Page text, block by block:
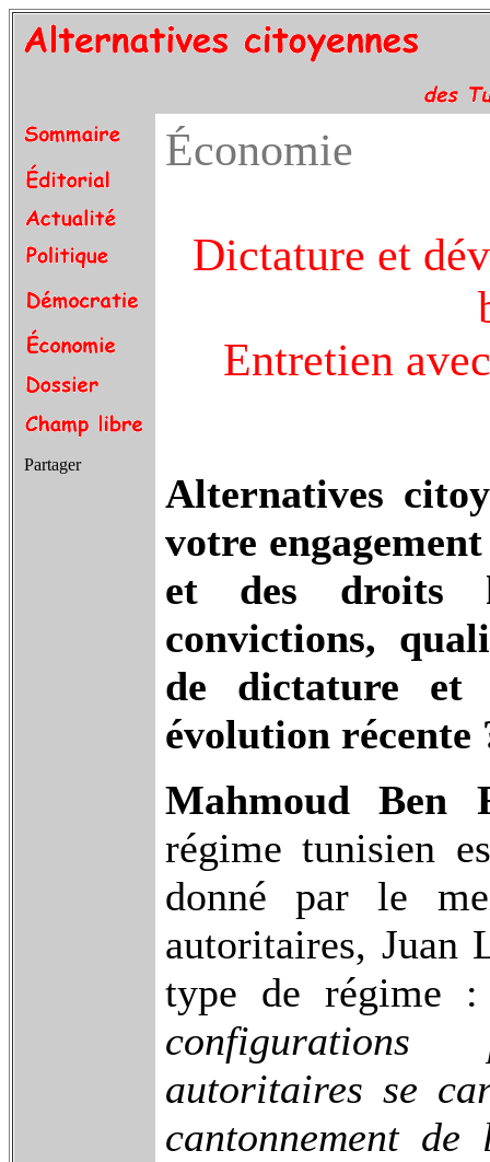
Partager
Économie
Dictature et
Entretien
Alternatives
votre
et des droits
convictions,
de dictature et
évolution récente
Mahmoud Ben
régime tunisien
donné par le
autoritaires,
type de régime
autoritaires se
cantonnement